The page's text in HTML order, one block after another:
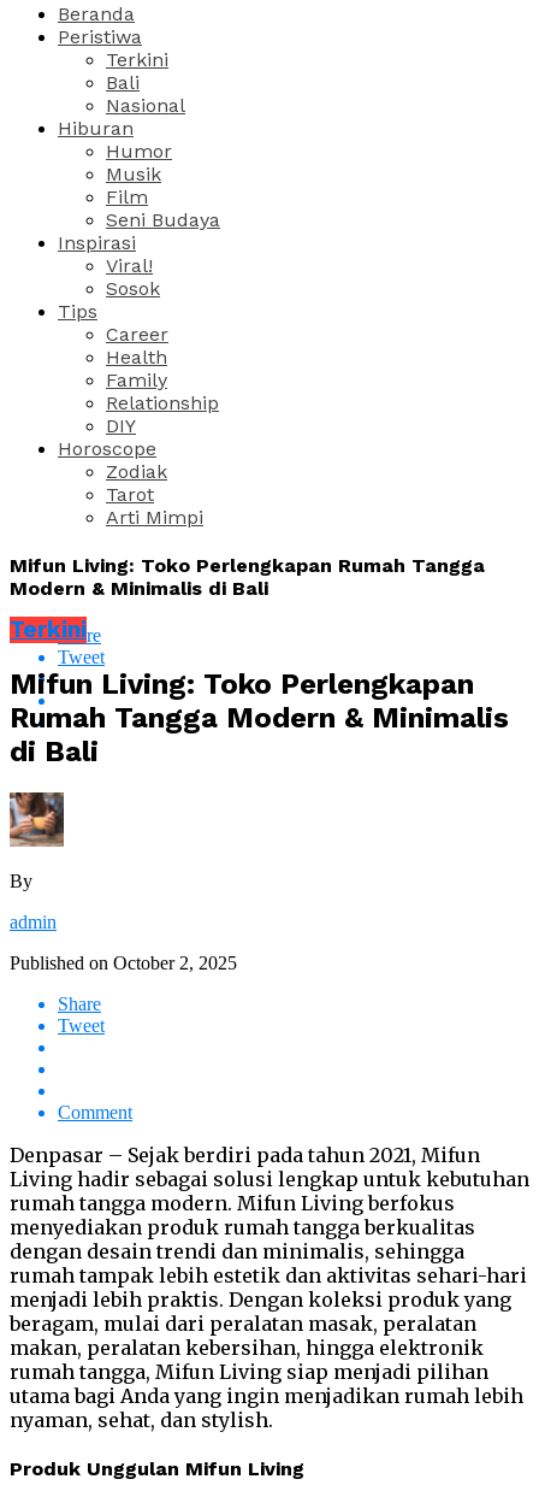
Beranda
Peristiwa
Terkini
Bali
Nasional
Hiburan
Humor
Musik
Film
Seni Budaya
Inspirasi
Viral!
Sosok
Tips
Career
Health
Family
Relationship
DIY
Horoscope
Zodiak
Tarot
Arti Mimpi
Mifun Living: Toko Perlengkapan Rumah Tangga
Modern & Minimalis di Bali
Share
Tweet
Terkini
Mifun Living: Toko Perlengkapan
Rumah Tangga Modern & Minimalis
di Bali
By
admin
Published on October 2, 2025
Share
Tweet
Comment
Denpasar – Sejak berdiri pada tahun 2021, Mifun
Living hadir sebagai solusi lengkap untuk kebutuhan
rumah tangga modern. Mifun Living berfokus
menyediakan produk rumah tangga berkualitas
dengan desain trendi dan minimalis, sehingga
rumah tampak lebih estetik dan aktivitas sehari-hari
menjadi lebih praktis. Dengan koleksi produk yang
beragam, mulai dari peralatan masak, peralatan
makan, peralatan kebersihan, hingga elektronik
rumah tangga, Mifun Living siap menjadi pilihan
utama bagi Anda yang ingin menjadikan rumah lebih
nyaman, sehat, dan stylish.
Produk Unggulan Mifun Living